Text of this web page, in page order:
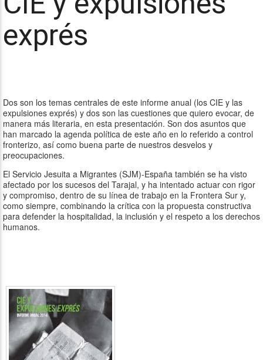
exprés
Dos son los temas centrales de este informe anual (los CIE y las
expulsiones exprés) y dos son las cuestiones que quiero evocar, de
manera más literaria, en esta presentación. Son dos asuntos que
han marcado la agenda política de este año en lo referido a control
fronterizo, así como buena parte de nuestros desvelos y
preocupaciones.
El Servicio Jesuita a Migrantes (SJM)-España también se ha visto
afectado por los sucesos del Tarajal, y ha intentado actuar con rigor
y compromiso, dentro de su línea de trabajo en la Frontera Sur y,
como siempre, combinando la crítica con la propuesta constructiva
para defender la hospitalidad, la inclusión y el respeto a los derechos
humanos.